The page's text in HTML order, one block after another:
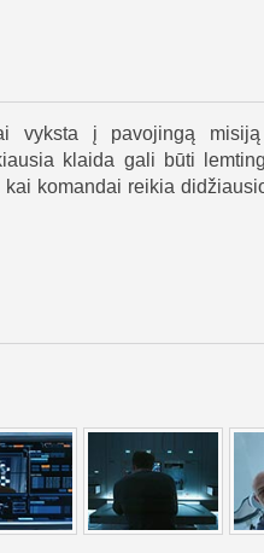
vyksta į pavojingą
klaida gali būti
komandai reikia